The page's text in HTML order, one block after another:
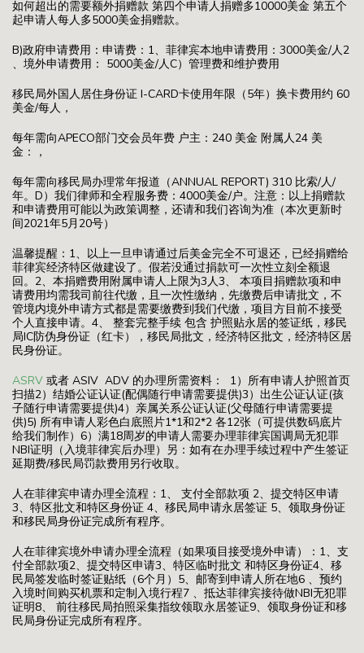
如何超出的需要额外捐赠款 第四个申请人捐赠多10000美金 第五个
起申请人每人多5000美金捐赠款。
B)政府申请费用：申请费：1、菲律宾本地申请费用：3000美金/人2
、境外申请费用： 5000美金/人C）管理费和维护费用
移民局外国人居住身份证 I-CARD卡使用年限（5年）换卡费用约 60
美金/每人，
每年需向APECO部门交会员年费 户主：240 美金 附属人24 美
金：，
每年需向移民局办理常年报道（ANNUAL REPORT) 310 比索/人/
年。D）我们律师和全程服务费：4000美金/户。注意：以上捐赠款
和申请费用可能以为政策调整，还请和我们咨询为准（本次更新时
间2021年5月20号）
温馨提醒：1、以上一旦申请通过后美金完全不可退还，已经捐赠给
菲律宾经济特区做建设了。假若没通过捐款可一次性立刻全额退
回。2、本捐赠费用附属申请人上限为3人3、 本项目捐赠款项和申
请费用均需我司前往代缴，且一次性缴纳，先缴费后申请批文，不
管境内境外申请方式都是需要缴费到我们代缴，项目方目前不接受
个人直接申请。4、 整套完整手续 包含 护照贴永居的签证纸，移民
局IC防伪身份证（红卡），移民局批文，经济特区批文，经济特区居
民身份证。
ASRV 或者 ASIV ADV 的办理所需资料： 1）所有申请人护照首页
扫描2）结婚公证认证(配偶随行申请需要提供)3）出生公证认证(孩
子随行申请需要提供)4）亲属关系公证认证(父母随行申请需要提
供)5) 所有申请人彩色白底照片1*1和2*2 各12张（可提供数码底片
给我们制作）6）满18周岁的申请人需要办理菲律宾国调局无犯罪
NBI证明（入境菲律宾后办理）另：如有在办理手续过程中产生签证
延期费/移民局罚款费用另行收取。
人在菲律宾申请办理全流程：1、 支付全部款项 2、提交特区申请
3、特区批文和特区身份证 4、移民局申请永居签证 5、领取身份证
和移民局身份证完成所有程序。
人在菲律宾境外申请办理全流程（如果项目接受境外申请）：1、支
付全部款项2、提交特区申请3、特区临时批文 和特区身份证4、移
民局签发临时签证贴纸（6个月）5、邮寄到申请人所在地6 、预约
入境时间购买机票和定制入境行程7 、抵达菲律宾接待做NBI无犯罪
证明8、 前往移民局拍照采集指纹领取永居签证9、领取身份证和移
民局身份证完成所有程序。